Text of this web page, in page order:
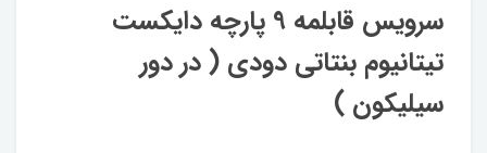
سرویس قابلمه 9 پارچه دایکست
تیتانیوم بنتاتی دودی ( در دور
سیلیکون )